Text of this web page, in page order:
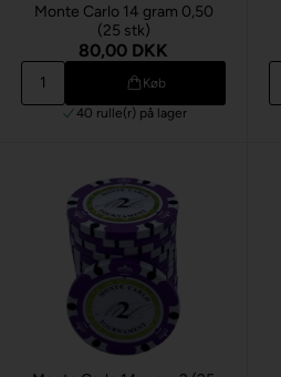
Monte Carlo 14 gram 0,50
(25 stk)
80,00 DKK
Køb
40 rulle(r) på lager